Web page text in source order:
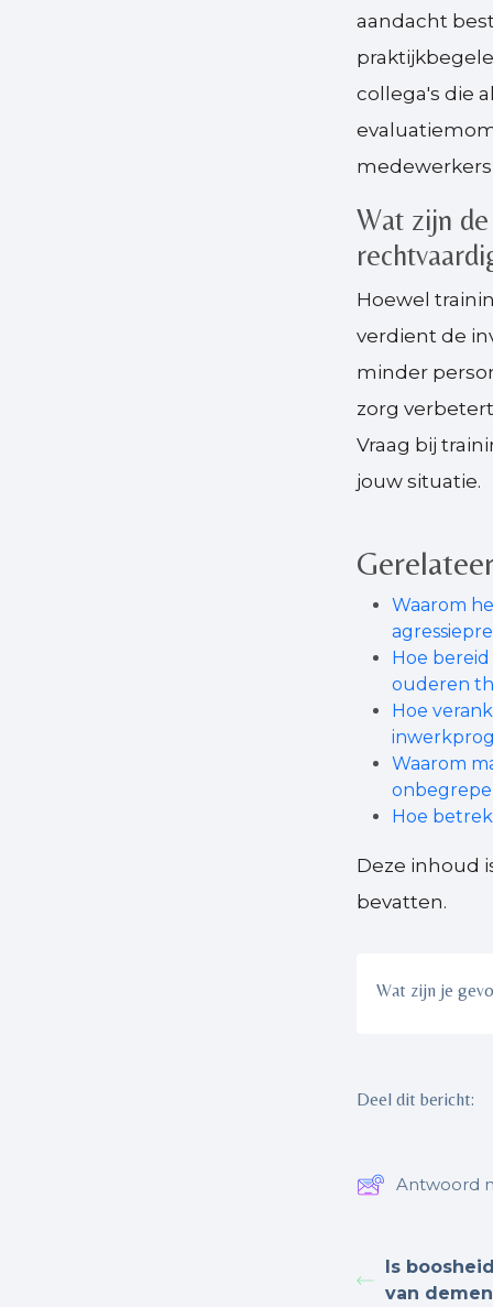
aandacht
collega's die
Wat zijn
Hoewel
verdient de
minder
zorg
Vraag bij
jouw situatie.
Waarom
Hoe
ouderen
Hoe
Waarom
Hoe
Deze inhoud
bevatten.
Wat zijn je
Deel dit bericht:
Antwoord
Is
van